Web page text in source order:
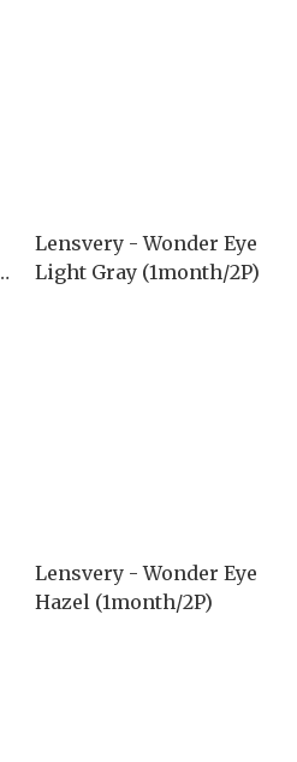
Lensvery - Wonder Eye
Light Gray (1month/2P)
Lensvery - Wonder Eye
Hazel (1month/2P)